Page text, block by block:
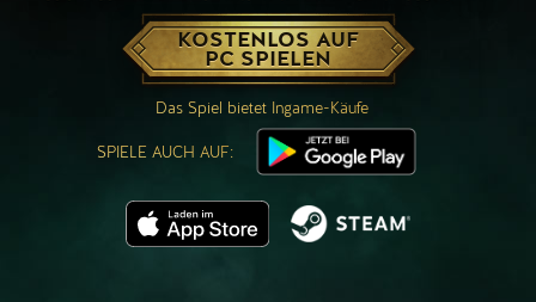
KOSTENLOS AUF
PC SPIELEN
Das Spiel bietet Ingame-Käufe
SPIELE AUCH AUF: